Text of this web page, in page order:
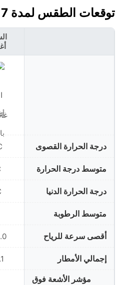
توقعات الطقس لمدة 7 يوم لـ بارنتسبورغ، سفالبارد وجان ماين 🇸🇯
درجة الحرارة القصوى
متوسط درجة الحرارة
درجة الحرارة الدنيا
متوسط الرطوبة
أقصى سرعة للرياح
إجمالي الأمطار
مؤشر الأشعة فوق